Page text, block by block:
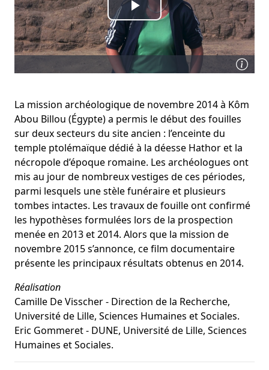
La mission archéologique de novembre 2014 à Kôm
Abou Billou (Égypte) a permis le début des fouilles
sur deux secteurs du site ancien : l’enceinte du
temple ptolémaïque dédié à la déesse Hathor et la
nécropole d’époque romaine. Les archéologues ont
mis au jour de nombreux vestiges de ces périodes,
parmi lesquels une stèle funéraire et plusieurs
tombes intactes. Les travaux de fouille ont confirmé
les hypothèses formulées lors de la prospection
menée en 2013 et 2014. Alors que la mission de
novembre 2015 s’annonce, ce film documentaire
présente les principaux résultats obtenus en 2014.
Réalisation
Camille De Visscher - Direction de la Recherche,
Université de Lille, Sciences Humaines et Sociales.
Eric Gommeret - DUNE, Université de Lille, Sciences
Humaines et Sociales.